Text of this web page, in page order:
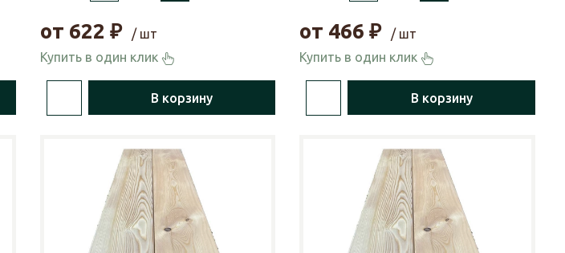
от 622 ₽
/ шт
Купить в один клик
В корзину
от 466 ₽
/ шт
Купить в один клик
В корзину